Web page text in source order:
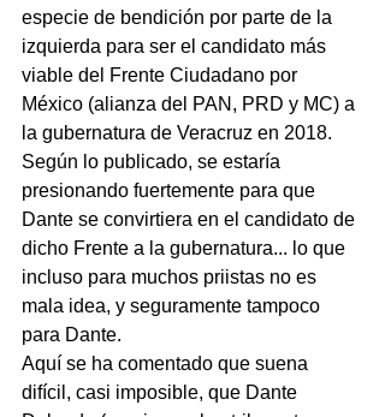
especie de bendición por parte de la
izquierda para ser el candidato más
viable del Frente Ciudadano por
México (alianza del PAN, PRD y MC) a
la gubernatura de Veracruz en 2018.
Según lo publicado, se estaría
presionando fuertemente para que
Dante se convirtiera en el candidato de
dicho Frente a la gubernatura... lo que
incluso para muchos priistas no es
mala idea, y seguramente tampoco
para Dante.
Aquí se ha comentado que suena
difícil, casi imposible, que Dante